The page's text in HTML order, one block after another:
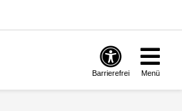
Barrierefrei Menü